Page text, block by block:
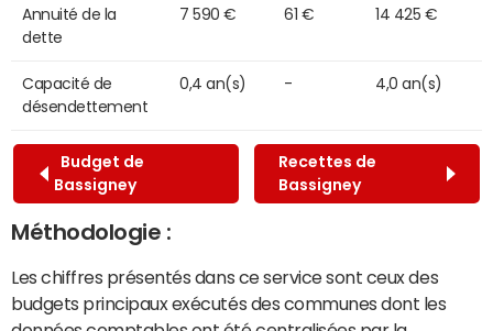
Annuité de la
dette
7 590 € 61 € 14 425 €
Capacité de
désendettement
0,4 an(s) - 4,0 an(s)
Budget de
Bassigney
Recettes de
Bassigney
Méthodologie :
Les chiffres présentés dans ce service sont ceux des
budgets principaux exécutés des communes dont les